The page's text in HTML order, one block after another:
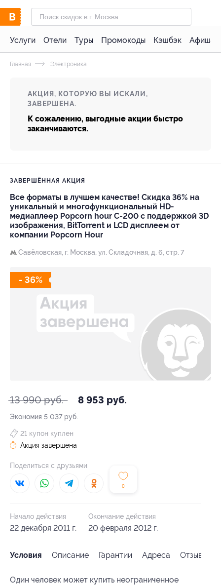
Услуги Отели Туры Промокоды Кэшбэк Афиша
Главная Электроника
АКЦИЯ, КОТОРУЮ ВЫ ИСКАЛИ,
ЗАВЕРШЕНА.
К сожалению, выгодные акции быстро
заканчиваются.
ЗАВЕРШЁННАЯ АКЦИЯ
Все форматы в лучшем качестве! Скидка 36% на
уникальный и многофункциональный HD-
медиаплеер Popcorn hour С-200 с поддержкой 3D
изображения, BitTorrent и LCD дисплеем от
компании Popcorn Hour
Савёловская, г. Москва, ул. Складочная, д. 6, стр. 7
- 36%
13 990 руб. 8 953 руб.
Экономия 5 037 руб.
0
21 купон куплен
Акция завершена
Поделиться с друзьями
Начало действия
22 декабря 2011 г.
Окончание действия
20 февраля 2012 г.
Условия Описание Гарантии Адреса Отзывы
Один человек может купить неограниченное